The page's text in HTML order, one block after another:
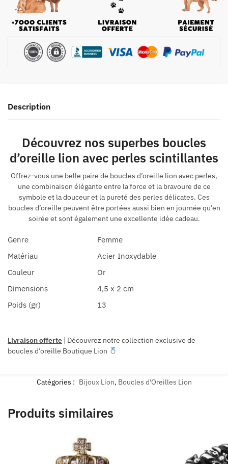
Description
Découvrez nos superbes boucles
d’oreille lion avec perles scintillantes
Offrez-vous une belle paire de boucles d’oreille lion avec perles,
une combinaison élégante entre la force et la bravoure de ce
symbole et la douceur et la pureté des perles délicates. Ces
boucles d’oreille peuvent être portées aussi bien en journée qu’en
soirée et sont également une excellente idée cadeau.
Genre
Femme
Matériau
Acier Inoxydable
Couleur
Or
Dimensions
4,5 x 2 cm
Poids (gr)
13
Livraison offerte | Découvrez notre collection exclusive de
boucles d’oreille Boutique Lion
Catégories : Bijoux Lion, Boucles d'Oreilles Lion
Produits similaires